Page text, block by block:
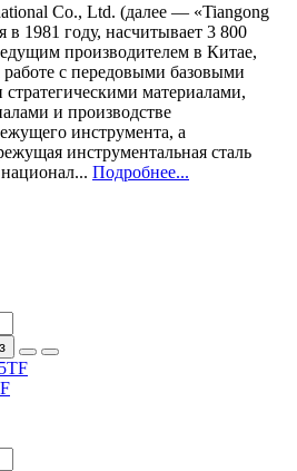
Co., Ltd. (далее — «Tiangong
в 1981 году, насчитывает 3 800
производителем в Китае,
с передовыми базовыми
материалами,
и производстве
инструмента, а
инструментальная сталь
Подробнее...